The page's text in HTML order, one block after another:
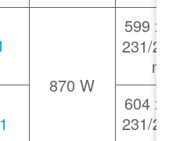
870 W
599 x
231/
604 x
231/